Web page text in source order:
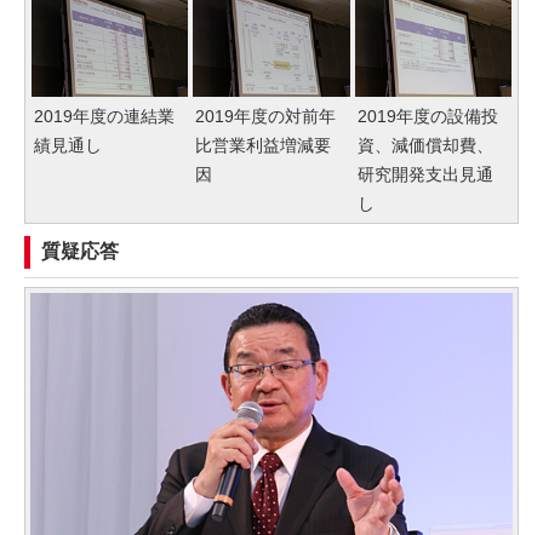
2019年度の連結業
績見通し
2019年度の対前年
比営業利益増減要
因
2019年度の設備投
資、減価償却費、
研究開発支出見通
し
質疑応答